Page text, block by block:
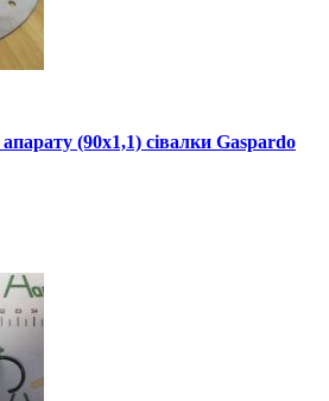
(90х1,1) сівалки Gaspardo